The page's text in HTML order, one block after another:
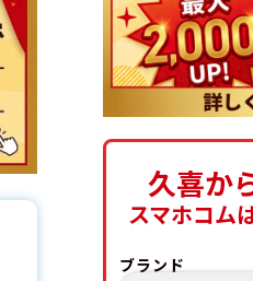
久喜か
スマホコム
ブランド